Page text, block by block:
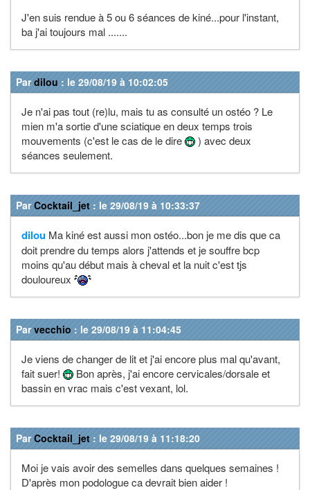
J'en suis rendue à 5 ou 6 séances de kiné...pour l'instant,
ba j'ai toujours mal .......
Pardilou : le 29/08/19 à 10:02:05
Je n'ai pas tout (re)lu, mais tu as consulté un ostéo ? Le
mien m'a sortie d'une sciatique en deux temps trois
mouvements (c'est le cas de le dire
) avec deux
séances seulement.
ParCocktail_jet : le 29/08/19 à 10:33:37
dilou Ma kiné est aussi mon ostéo...bon je me dis que ca
doit prendre du temps alors j'attends et je souffre bcp
moins qu'au début mais à cheval et la nuit c'est tjs
douloureux
Parvecchio : le 29/08/19 à 11:04:45
Je viens de changer de lit et j'ai encore plus mal qu'avant,
fait suer!
Bon après, j'ai encore cervicales/dorsale et
bassin en vrac mais c'est vexant, lol.
ParCocktail_jet : le 29/08/19 à 11:18:20
Moi je vais avoir des semelles dans quelques semaines !
D'après mon podologue ca devrait bien aider !